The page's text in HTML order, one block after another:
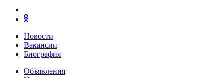
Новости
Вакансии
Биография
Объявления